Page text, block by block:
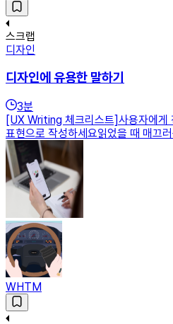
스크랩
디자인
디자인에 유용한 말하기
3분
[UX Writing 체크리스트]사용자에게
표현으로 작성하세요읽었을 때 매끄
WHTM